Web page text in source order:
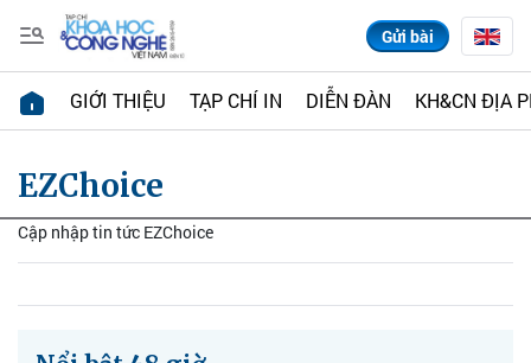
Gửi bài
GIỚI THIỆU TẠP CHÍ IN DIỄN ĐÀN KH&CN ĐỊA
EZChoice
Cập nhập tin tức EZChoice